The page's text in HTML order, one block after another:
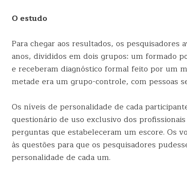
O estudo
Para chegar aos resultados, os pesquisadores
anos, divididos em dois grupos: um formado
e receberam diagnóstico formal feito por um
metade era um grupo-controle, com pessoas
Os níveis de personalidade de cada
questionário de uso exclusivo dos
perguntas que estabeleceram um escore. Os
às questões para que os pesquisadores
personalidade de cada um.